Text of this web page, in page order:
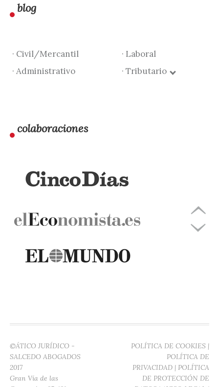
blog
· Civil/Mercantil
· Laboral
· Administrativo
· Tributario
colaboraciones
©ÁTICO JURÍDICO -
SALCEDO ABOGADOS
2017
Gran Vía de las
POLÍTICA DE COOKIES |
POLÍTICA DE
PRIVACIDAD | POLÍTICA
DE PROTECCIÓN DE